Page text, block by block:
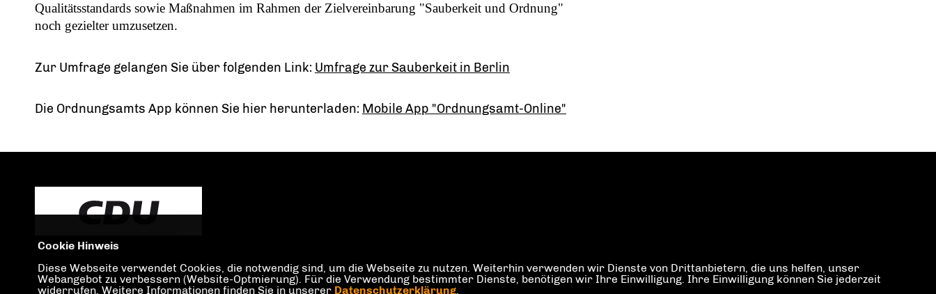
Qualitätsstandards sowie Maßnahmen im Rahmen der Zielvereinbarung "Sauberkeit und Ordnung"
noch gezielter umzusetzen.
Zur Umfrage gelangen Sie über folgenden Link: Umfrage zur Sauberkeit in Berlin
Die Ordnungsamts App können Sie hier herunterladen: Mobile App "Ordnungsamt-Online"
Cookie Hinweis
Diese Webseite verwendet Cookies, die notwendig sind, um die Webseite zu nutzen. Weiterhin verwenden wir Dienste von Drittanbietern, die uns helfen, unser
Webangebot zu verbessern (Website-Optmierung). Für die Verwendung bestimmter Dienste, benötigen wir Ihre Einwilligung. Ihre Einwilligung können Sie jederzeit
widerrufen. Weitere Informationen finden Sie in unserer Datenschutzerklärung.